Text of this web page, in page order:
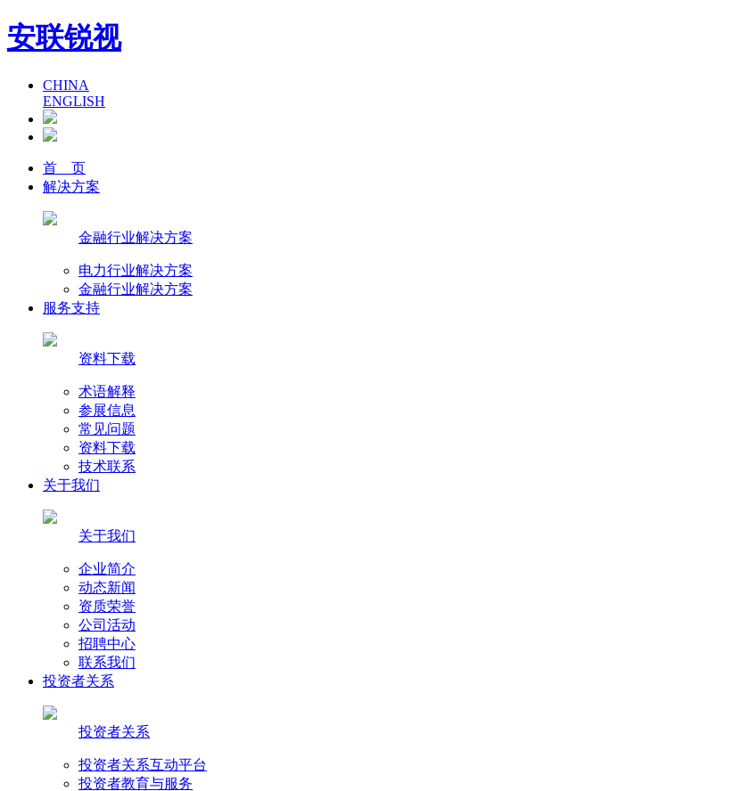
安联锐视
CHINA
ENGLISH
首 页
解决方案
金融行业解决方案
电力行业解决方案
金融行业解决方案
服务支持
资料下载
术语解释
参展信息
常见问题
资料下载
技术联系
关于我们
关于我们
企业简介
动态新闻
资质荣誉
公司活动
招聘中心
联系我们
投资者关系
投资者关系
投资者关系互动平台
投资者教育与服务